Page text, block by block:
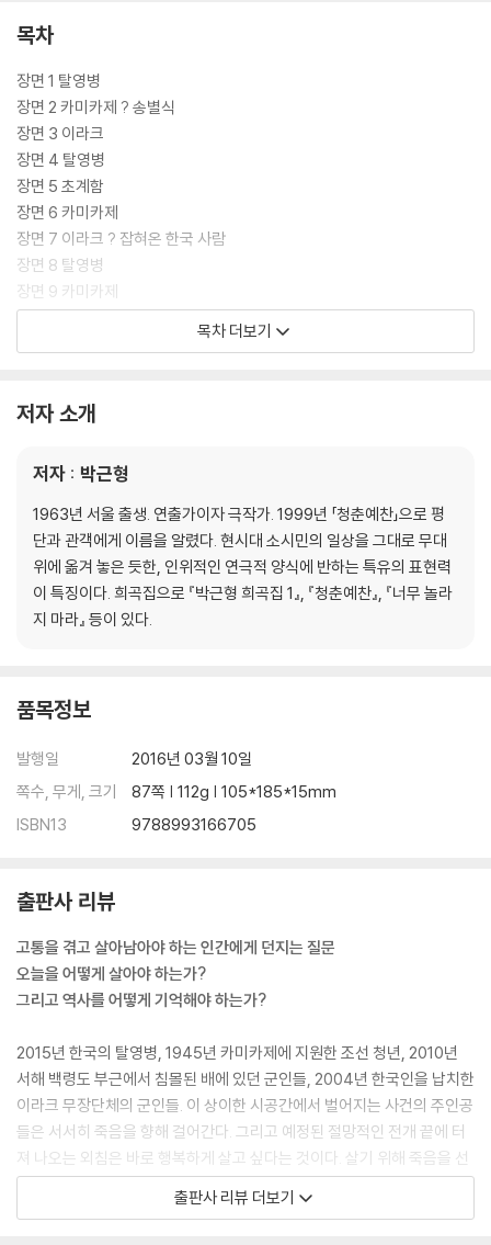
목차
장면 1 탈영병
장면 2 카미카제 ? 송별식
장면 3 이라크
장면 4 탈영병
장면 5 초계함
장면 6 카미카제
장면 7 이라크 ? 잡혀온 한국 사람
장면 8 탈영병
장면 9 카미카제
장면 10 초계함
장면 14 탈영병
목차 더보기
저자 소개
저자 : 박근형
1963년 서울 출생. 연출가이자 극작가. 1999년 「청춘예찬」으로 평
단과 관객에게 이름을 알렸다. 현시대 소시민의 일상을 그대로 무대
위에 옮겨 놓은 듯한, 인위적인 연극적 양식에 반하는 특유의 표현력
이 특징이다. 희곡집으로 『박근형 희곡집 1』, 『청춘예찬』, 『너무 놀라
지 마라』 등이 있다.
품목정보
발행일
2016년 03월 10일
쪽수, 무게, 크기
87쪽 | 112g | 105*185*15mm
ISBN13
9788993166705
출판사 리뷰
고통을 겪고 살아남아야 하는 인간에게 던지는 질문
오늘을 어떻게 살아야 하는가?
그리고 역사를 어떻게 기억해야 하는가?
2015년 한국의 탈영병, 1945년 카미카제에 지원한 조선 청년, 2010년
서해 백령도 부근에서 침몰된 배에 있던 군인들, 2004년 한국인을 납치한
이라크 무장단체의 군인들. 이 상이한 시공간에서 벌어지는 사건의 주인공
들은 서서히 죽음을 향해 걸어간다. 그리고 예정된 절망적인 전개 끝에 터
져 나오는 외침은 바로 행복하게 살고 싶다는 것이다. 살기 위해 죽음을 선
택해야 하는 군인들의 모습을 우리의 자화상에 비추어 보고, 끊임없이 반
복되는 불행한 죽음은 오늘을 어떻게 살아야 하는 것인가를 묻는다.
출판사 리뷰 더보기